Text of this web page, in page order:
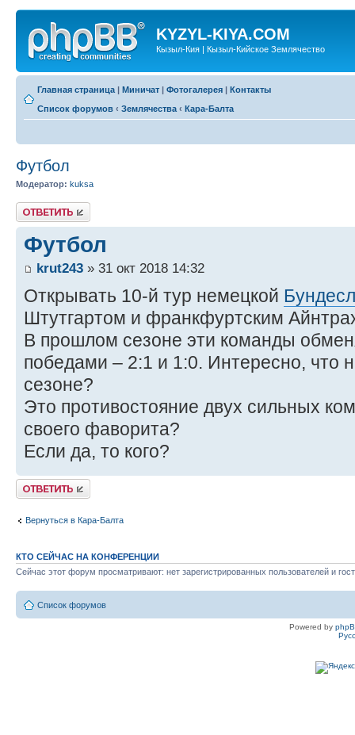
KYZYL-KIYA.COM
Кызыл-Кия | Кызыл-Кийское Землячество
Главная страница | Миничат | Фотогалерея | Контакты
Список форумов ‹ Землячества ‹ Кара-Балта
Футбол
Модератор: kuksa
Ответить
Футбол
krut243 » 31 окт 2018 14:32
Открывать 10-й тур немецкой
Штутгартом и франкфуртским
В прошлом сезоне эти команды
победами – 2:1 и 1:0. Интересно, что
сезоне?
Это противостояние двух сильных
своего фаворита?
Если да, то кого?
Ответить
Вернуться в Кара-Балта
КТО СЕЙЧАС НА КОНФЕРЕНЦИИ
Сейчас этот форум просматривают: нет зарегистрированных пользователей и
Список форумов
Powered by